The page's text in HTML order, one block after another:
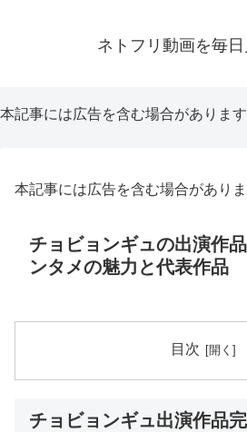
ネトフリ動画を毎
本記事には広告を含む場合があります
本記事には広告を含む場合がありま
チョビョンギュの出演作
ンタメの魅力と代表作品
目次
チョビョンギュ出演作品